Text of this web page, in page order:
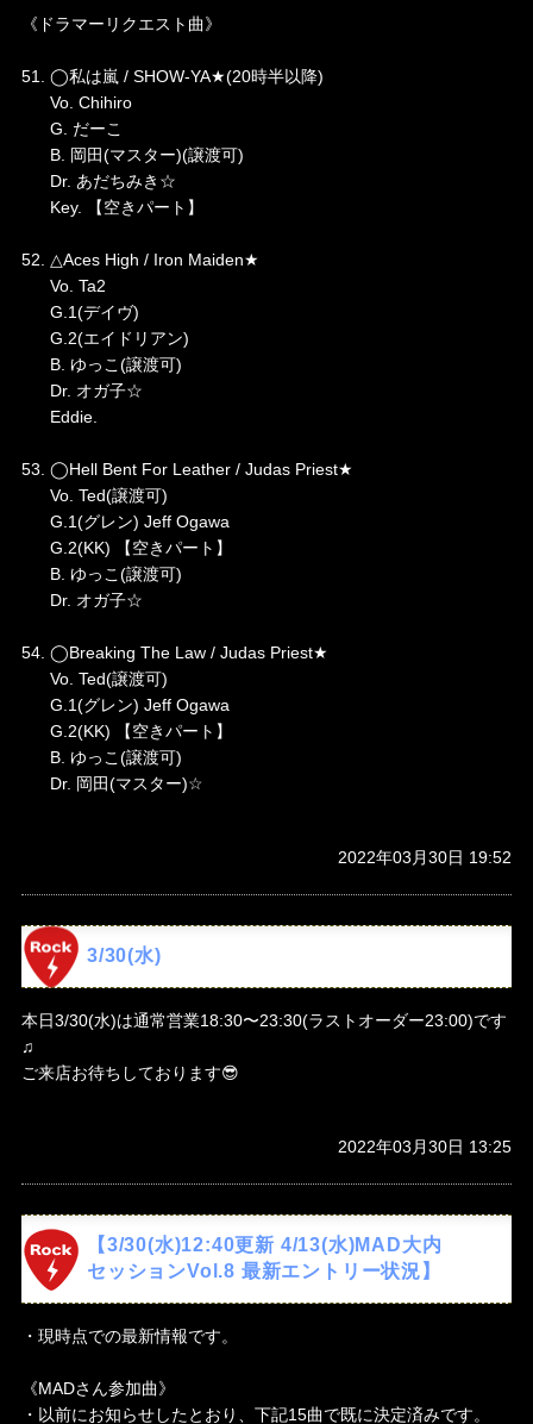
《ドラマーリクエスト曲》
51. ◯私は嵐 / SHOW-YA★(20時半以降)
Vo. Chihiro
G. だーこ
B. 岡田(マスター)(譲渡可)
Dr. あだちみき☆
Key. 【空きパート】
52. △Aces High / Iron Maiden★
Vo. Ta2
G.1(デイヴ)
G.2(エイドリアン)
B. ゆっこ(譲渡可)
Dr. オガ子☆
Eddie.
53. ◯Hell Bent For Leather / Judas Priest★
Vo. Ted(譲渡可)
G.1(グレン) Jeff Ogawa
G.2(KK) 【空きパート】
B. ゆっこ(譲渡可)
Dr. オガ子☆
54. ◯Breaking The Law / Judas Priest★
Vo. Ted(譲渡可)
G.1(グレン) Jeff Ogawa
G.2(KK) 【空きパート】
B. ゆっこ(譲渡可)
Dr. 岡田(マスター)☆
2022年03月30日 19:52
3/30(水)
本日3/30(水)は通常営業18:30〜23:30(ラストオーダー23:00)です
♫
ご来店お待ちしております😎
2022年03月30日 13:25
【3/30(水)12:40更新 4/13(水)MAD大内
セッションVol.8 最新エントリー状況】
・現時点での最新情報です。
《MADさん参加曲》
・以前にお知らせしたとおり、下記15曲で既に決定済みです。